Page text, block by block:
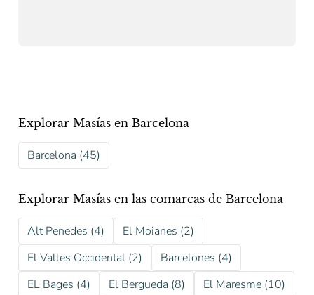
Explorar Masías en Barcelona
Barcelona (45)
Explorar Masías en las comarcas de Barcelona
Alt Penedes (4)
El Moianes (2)
El Valles Occidental (2)
Barcelones (4)
EL Bages (4)
El Bergueda (8)
El Maresme (10)